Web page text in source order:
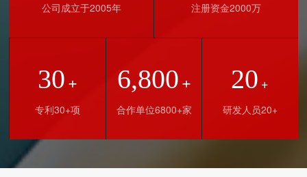
公司成立于2005年 注册资金2000万
30+
专利30+项
6,800+
合作单位6800+家
20 +
研发人员20+